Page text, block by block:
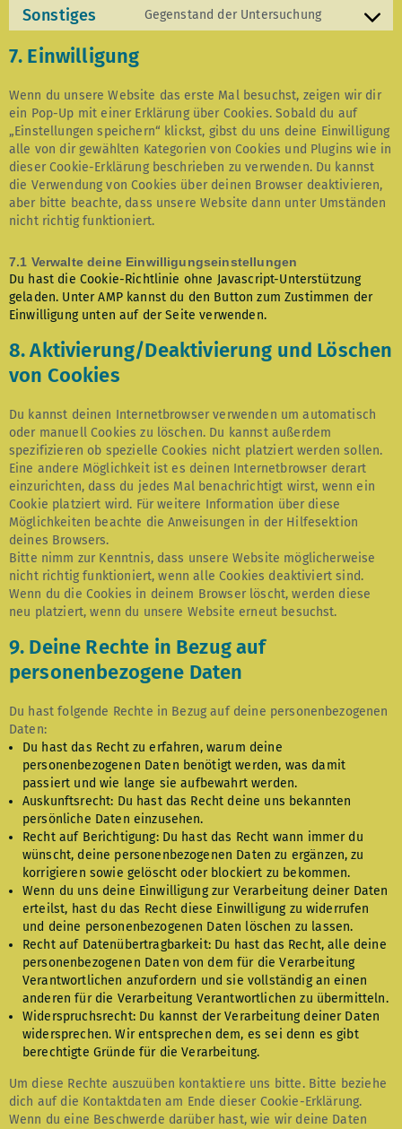
Sonstiges Gegenstand der Untersuchung
7. Einwilligung
Wenn du unsere Website das erste Mal besuchst, zeigen wir dir
ein Pop-Up mit einer Erklärung über Cookies. Sobald du auf
„Einstellungen speichern“ klickst, gibst du uns deine Einwilligung
alle von dir gewählten Kategorien von Cookies und Plugins wie in
dieser Cookie-Erklärung beschrieben zu verwenden. Du kannst
die Verwendung von Cookies über deinen Browser deaktivieren,
aber bitte beachte, dass unsere Website dann unter Umständen
nicht richtig funktioniert.
7.1 Verwalte deine Einwilligungseinstellungen
Du hast die Cookie-Richtlinie ohne Javascript-Unterstützung
geladen. Unter AMP kannst du den Button zum Zustimmen der
Einwilligung unten auf der Seite verwenden.
8. Aktivierung/Deaktivierung und Löschen
von Cookies
Du kannst deinen Internetbrowser verwenden um automatisch
oder manuell Cookies zu löschen. Du kannst außerdem
spezifizieren ob spezielle Cookies nicht platziert werden sollen.
Eine andere Möglichkeit ist es deinen Internetbrowser derart
einzurichten, dass du jedes Mal benachrichtigt wirst, wenn ein
Cookie platziert wird. Für weitere Information über diese
Möglichkeiten beachte die Anweisungen in der Hilfesektion
deines Browsers.
Bitte nimm zur Kenntnis, dass unsere Website möglicherweise
nicht richtig funktioniert, wenn alle Cookies deaktiviert sind.
Wenn du die Cookies in deinem Browser löscht, werden diese
neu platziert, wenn du unsere Website erneut besuchst.
9. Deine Rechte in Bezug auf
personenbezogene Daten
Du hast folgende Rechte in Bezug auf deine personenbezogenen
Daten:
Du hast das Recht zu erfahren, warum deine
personenbezogenen Daten benötigt werden, was damit
passiert und wie lange sie aufbewahrt werden.
Auskunftsrecht: Du hast das Recht deine uns bekannten
persönliche Daten einzusehen.
Recht auf Berichtigung: Du hast das Recht wann immer du
wünscht, deine personenbezogenen Daten zu ergänzen, zu
korrigieren sowie gelöscht oder blockiert zu bekommen.
Wenn du uns deine Einwilligung zur Verarbeitung deiner Daten
erteilst, hast du das Recht diese Einwilligung zu widerrufen
und deine personenbezogenen Daten löschen zu lassen.
Recht auf Datenübertragbarkeit: Du hast das Recht, alle deine
personenbezogenen Daten von dem für die Verarbeitung
Verantwortlichen anzufordern und sie vollständig an einen
anderen für die Verarbeitung Verantwortlichen zu übermitteln.
Widerspruchsrecht: Du kannst der Verarbeitung deiner Daten
widersprechen. Wir entsprechen dem, es sei denn es gibt
berechtigte Gründe für die Verarbeitung.
Um diese Rechte auszuüben kontaktiere uns bitte. Bitte beziehe
dich auf die Kontaktdaten am Ende dieser Cookie-Erklärung.
Wenn du eine Beschwerde darüber hast, wie wir deine Daten